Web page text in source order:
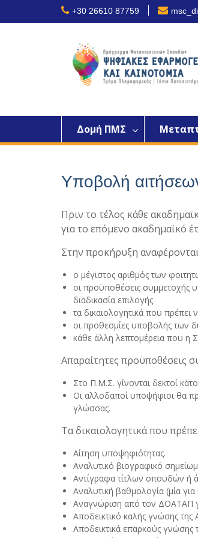
+30 26610 87759
Δομή ΠΜΣ
Υποβολή
Πριν το τέλος κάθε
για το επόμενο ακαδημαϊκό
Στην προκήρυξη
ο μέγιστος αριθμός των
οι προϋποθέσεις συμμετοχής
διαδικασία επιλογής
τα δικαιολογητικά που
οι προθεσμίες υποβολής των
κάθε άλλη λεπτομέρεια που η
Απαραίτητες προϋποθέσεις
Στο Π.Μ.Σ. γίνονται δεκτοί
Οι αλλοδαποί υποψήφιοι θα
γλώσσας.
Τα δικαιολογητικά που
Αίτηση υποψηφιότητας.
Αναλυτικό βιογραφικό
Αντίγραφα τίτλων σπουδών ή
Αναλυτική βαθμολογία (μία
Αναγνώριση από τον ΔΟΑΤΑΠ
Αποδεικτικό καλής γνώσης της
Αποδεικτικά επαρκούς γνώσης